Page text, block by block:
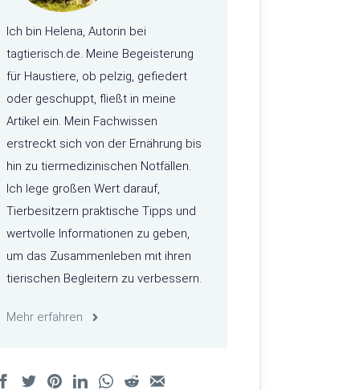
Ich bin Helena, Autorin bei
tagtierisch.de. Meine Begeisterung
für Haustiere, ob pelzig, gefiedert
oder geschuppt, fließt in meine
Artikel ein. Mein Fachwissen
erstreckt sich von der Ernährung bis
hin zu tiermedizinischen Notfällen.
Ich lege großen Wert darauf,
Tierbesitzern praktische Tipps und
wertvolle Informationen zu geben,
um das Zusammenleben mit ihren
tierischen Begleitern zu verbessern.
Mehr erfahren